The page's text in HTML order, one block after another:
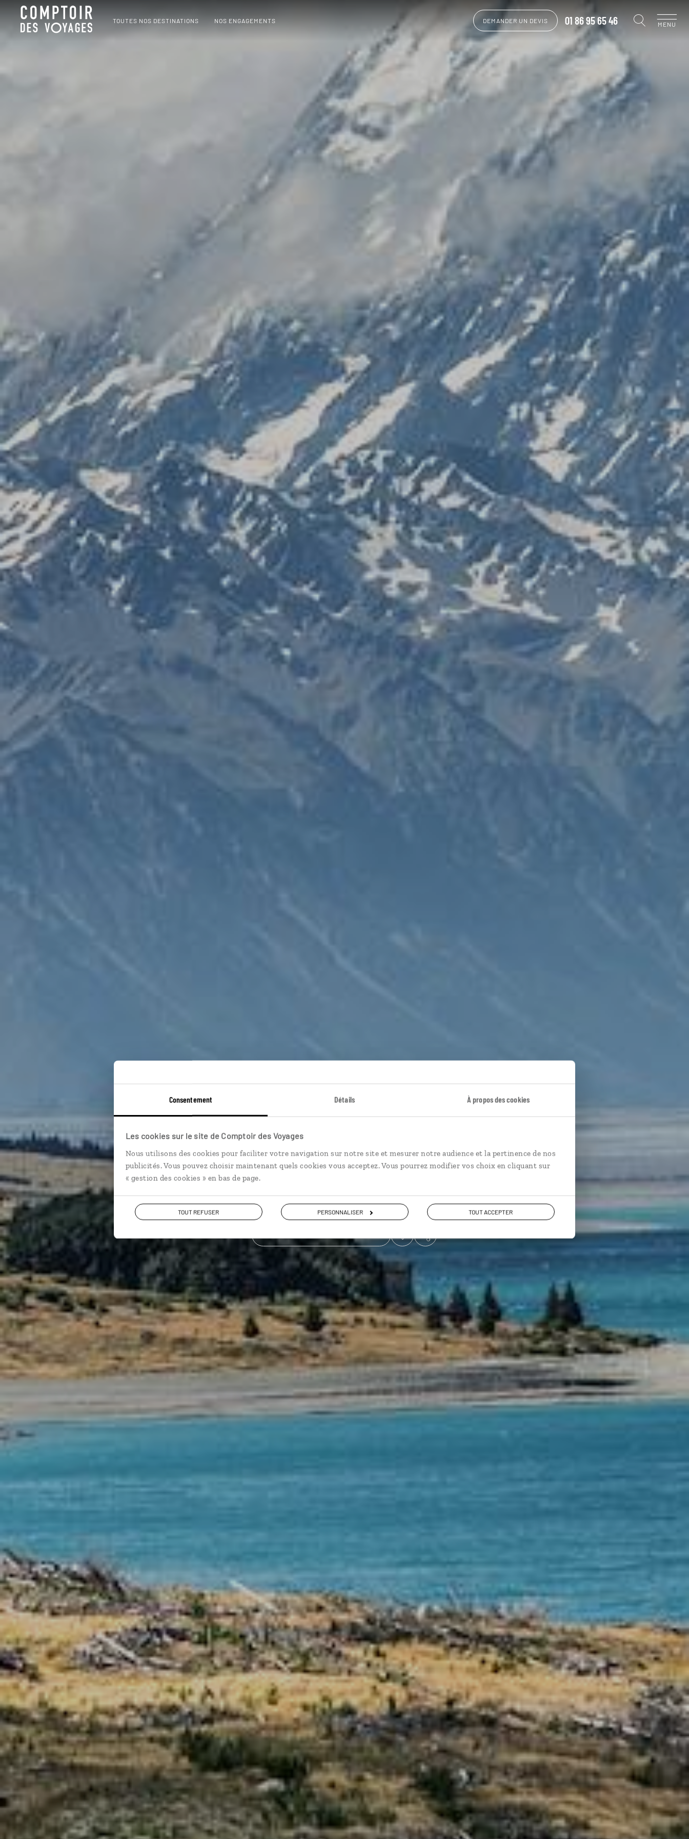
Consentement Détails À propos des cookies
Les cookies sur le site de Comptoir des Voyages
Nous utilisons des cookies pour faciliter votre navigation sur notre site et mesurer notre audience et la pertinence de nos
publicités. Vous pouvez choisir maintenant quels cookies vous acceptez. Vous pourrez modifier vos choix en cliquant sur
« gestion des cookies » en bas de page.
TOUT REFUSER PERSONNALISER TOUT ACCEPTER
TOUTES NOS DESTINATIONS NOS ENGAGEMENTS DEMANDER UN DEVIS 01 86 95 65 46 MENU
Van Life sur l’île de Jade
Autotour en van en famille ou entre amis sur l’île du Sud.
En famille Road trip Grands espaces
Voir les 62 avis sur les voyages en Nouvelle-Zélande